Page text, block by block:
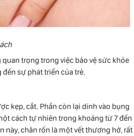
trọng trong việc bảo vệ sức khỏe
sự phát triển của trẻ.
kẹp, cắt. Phần còn lại dính vào bụng
cách tự nhiên trong khoảng từ 7 đến
này, chân rốn là một vết thương hở, rất